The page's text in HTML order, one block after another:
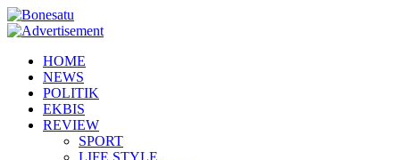
HOME
NEWS
POLITIK
EKBIS
REVIEW
SPORT
LIFE STYLE